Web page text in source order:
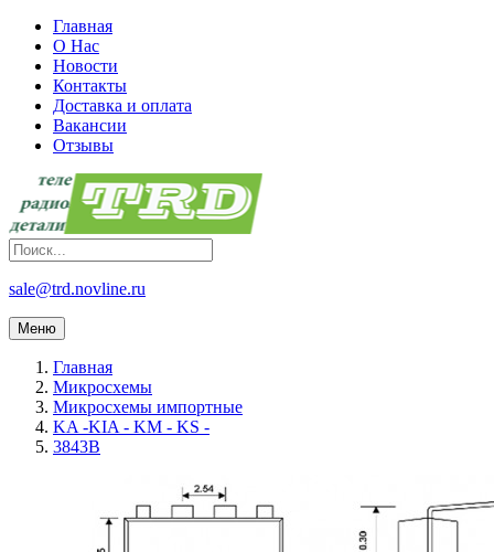
Главная
О Нас
Новости
Контакты
Доставка и оплата
Вакансии
Отзывы
sale@trd.novline.ru
Меню
Главная
Микросхемы
Микросхемы импортные
KA -KIA - KM - KS -
3843B